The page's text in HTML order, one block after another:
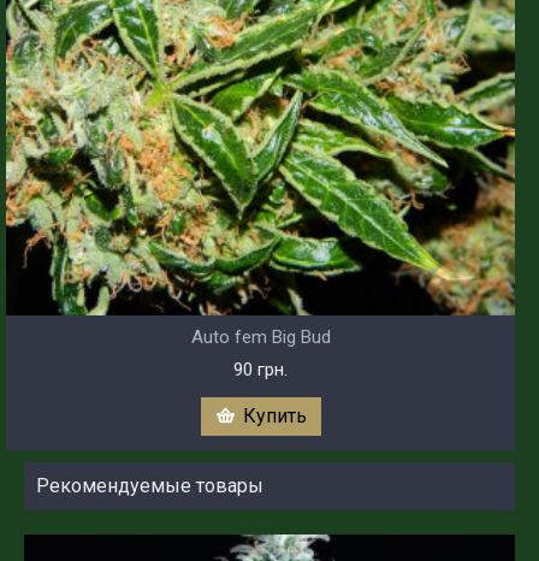
Auto fem Big Bud
90 грн.
Купить
Рекомендуемые товары